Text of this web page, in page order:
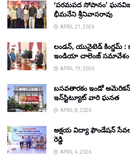
‘పరమపద సోపానం’
భీమనేని శ్రీనివాసరావు
APRIL 21, 2026
లండన్, యునైటెడ్ కింగ్డమ్ :
ఇండియా చాలెంజ్ సమావేశం
APRIL 19, 2026
బసవతారకం ఇండో అమెరికన్
ఇన్‌స్టిట్యూట్ వారి ఘనత
APRIL 8, 2026
అక్షయ విద్యా ఫౌండేషన్
రెడ్డి
APRIL 4, 2026